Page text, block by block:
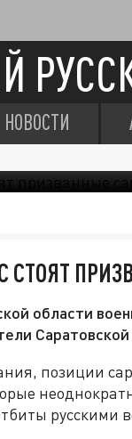
НОВОСТИ
СТОЯТ
области
Саратовской
позиции
русскими